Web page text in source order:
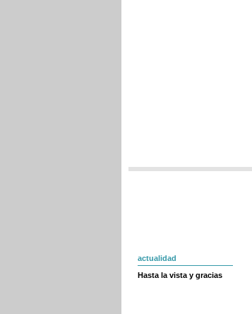
actualidad
Hasta la vista y gracias